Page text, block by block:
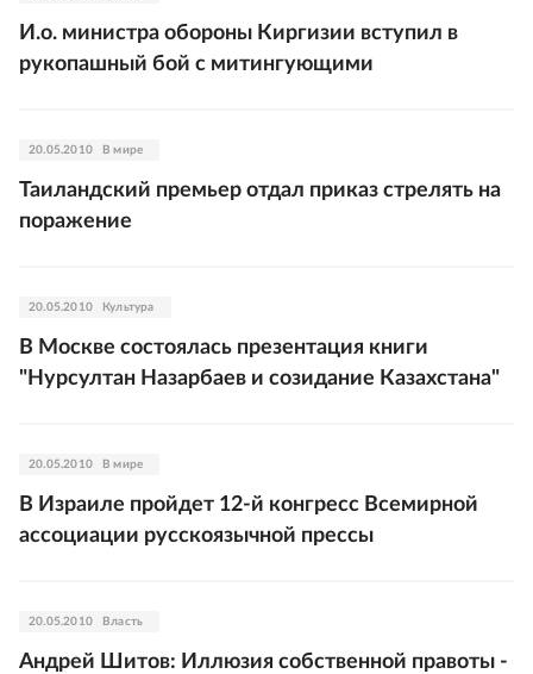
И.о. министра обороны Киргизии вступил в
рукопашный бой с митингующими
20.05.2010 В мире
Таиландский премьер отдал приказ стрелять на
поражение
20.05.2010 Культура
В Москве состоялась презентация книги
"Нурсултан Назарбаев и созидание Казахстана"
20.05.2010 В мире
В Израиле пройдет 12-й конгресс Всемирной
ассоциации русскоязычной прессы
20.05.2010 Власть
Андрей Шитов: Иллюзия собственной правоты -